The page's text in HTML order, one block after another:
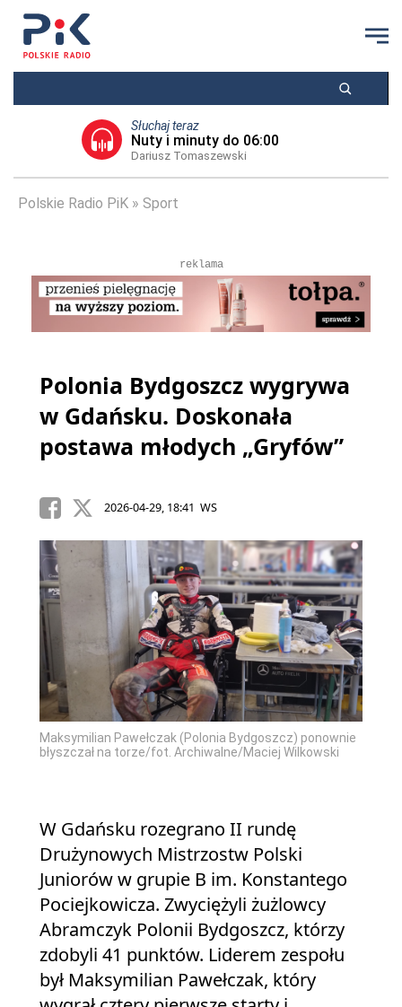
Słuchaj teraz
Nuty i minuty do 06:00
Dariusz Tomaszewski
Polskie Radio PiK Sport
reklama
Polonia Bydgoszcz wygrywa
w Gdańsku. Doskonała
postawa młodych „Gryfów”
2026-04-29, 18:41 WS
Maksymilian Pawełczak (Polonia Bydgoszcz) ponownie
błyszczał na torze/fot. Archiwalne/Maciej Wilkowski
W Gdańsku rozegrano II rundę
Drużynowych Mistrzostw Polski
Juniorów w grupie B im. Konstantego
Pociejkowicza. Zwyciężyli żużlowcy
Abramczyk Polonii Bydgoszcz, którzy
zdobyli 41 punktów. Liderem zespołu
był Maksymilian Pawełczak, który